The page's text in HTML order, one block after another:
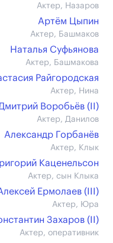
Актер, Назаров
Артём Цыпин
Актер, Башмаков
Наталья Суфьянова
Актер, Башмакова
Райгородская
Актер, Нина
Воробьёв (II)
Актер, Данилов
Александр Горбанёв
Актер, Клык
Каценельсон
Актер, сын Клыка
Ермолаев (III)
Актер, Юра
Захаров (II)
Актер, оперативник